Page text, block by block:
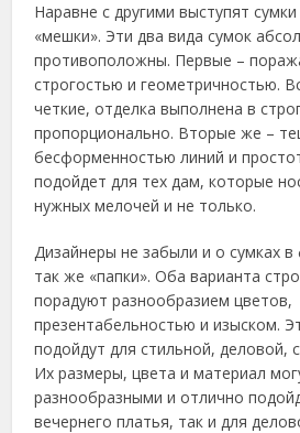
Наравне с другими выступят
«мешки». Эти два вида сумок
противоположны. Первые –
строгостью и геометричностью.
четкие, отделка выполнена в
пропорционально. Вторые же –
бесформенностью линий и
подойдет для тех дам, которые
нужных мелочей и не только.
Дизайнеры не забыли и о сумках
так же «папки». Оба варианта
порадуют разнообразием цветов,
презентабельностью и изыском.
подойдут для стильной, деловой,
Их размеры, цвета и материал
разнообразными и отлично
вечернего платья, так и для